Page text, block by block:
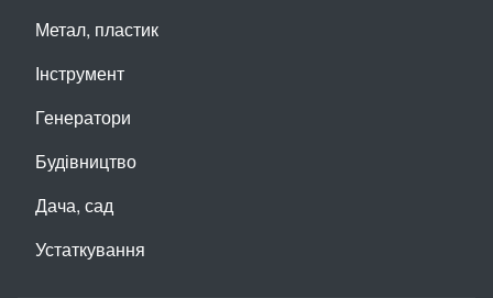
Метал, пластик
Інструмент
Генератори
Будівництво
Дача, сад
Устаткування